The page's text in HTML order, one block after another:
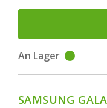
An Lager
SAMSUNG